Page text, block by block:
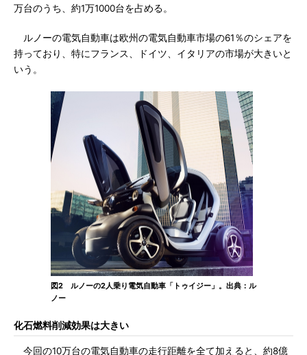
万台のうち、約1万1000台を占める。
ルノーの電気自動車は欧州の電気自動車市場の61％のシェアを
持っており、特にフランス、ドイツ、イタリアの市場が大きいと
いう。
図2 ルノーの2人乗り電気自動車「トゥイジー」。出典：ル
ノー
化石燃料削減効果は大きい
今回の10万台の電気自動車の走行距離を全て加えると、約8億